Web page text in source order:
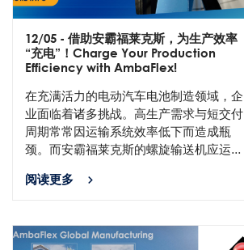
12/05 - 借助安霸福莱克斯，为生产效率
“充电”！Charge Your Production
Efficiency with AmbaFlex!
在充满活力的电动汽车电池制造领域，企
业面临着诸多挑战。高生产需求与短交付
周期常常因运输系统效率低下而造成瓶
颈。而安霸福莱克斯的螺旋输送机应运...
阅读更多